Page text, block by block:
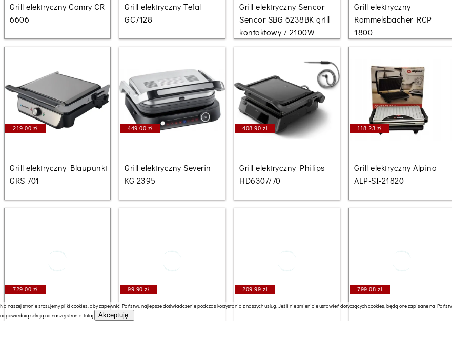
Grill elektryczny Camry CR
6606
Grill elektryczny Tefal
GC7128
Grill elektryczny Sencor
Sencor SBG 6238BK grill
kontaktowy / 2100W
Grill elektryczny
Rommelsbacher RCP
1800
219.00 zł
Grill elektryczny Blaupunkt
GRS 701
449.00 zł
Grill elektryczny Severin
KG 2395
408.90 zł
Grill elektryczny Philips
HD6307/70
118.23 zł
Grill elektryczny Alpina
ALP-SI-21820
729.00 zł 99.90 zł 209.99 zł 799.08 zł
Na naszej stronie stosujemy pliki cookies, aby zapewnić Państwu najlepsze doświadczenie podczas korzystania z naszych usług. Jeśli nie zmienicie ustawień dotyczących cookies, będą one zapisane na
odpowiednią sekcją na naszej stronie.tutaj Akceptuję.